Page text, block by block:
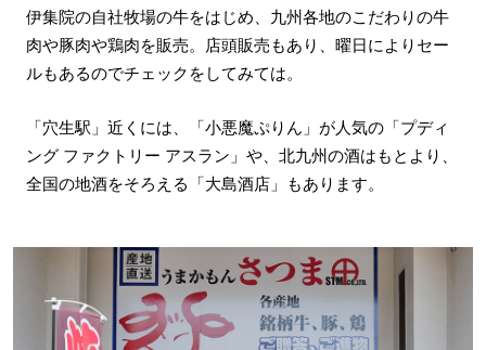
伊集院の自社牧場の牛をはじめ、九州各地のこだわりの牛
肉や豚肉や鶏肉を販売。店頭販売もあり、曜日によりセー
ルもあるのでチェックをしてみては。
「穴生駅」近くには、「小悪魔ぷりん」が人気の「プディ
ング ファクトリー アスラン」や、北九州の酒はもとより、
全国の地酒をそろえる「大島酒店」もあります。